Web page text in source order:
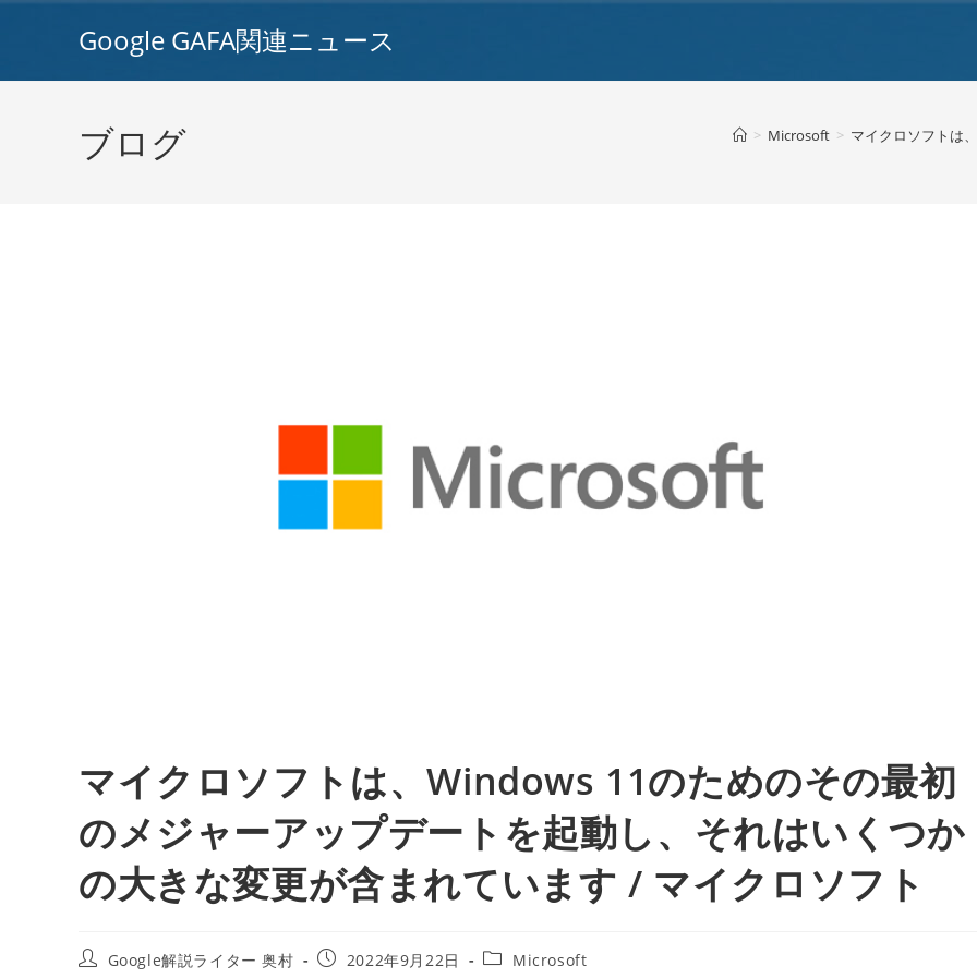
Google GAFA関連ニュース
ブログ > Microsoft > マイクロソフトは
マイクロソフトは、Windows 11のためのその最初
のメジャーアップデートを起動し、それはいくつか
の大きな変更が含まれています / マイクロソフト
投
Google解説ライター 奥村
投
2022年9月22日
投
Microsoft